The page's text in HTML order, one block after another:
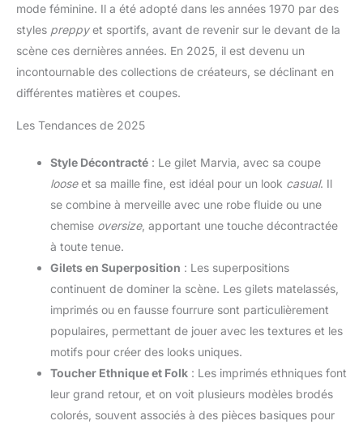
mode féminine. Il a été adopté dans les années 1970 par des
styles preppyet sportifs, avant de revenir sur le devant de la
scène ces dernières années. En 2025, il est devenu un
incontournable des collections de créateurs, se déclinant en
différentes matières et coupes.
Les Tendances de 2025
Style Décontracté : Le gilet Marvia, avec sa coupe
looseet sa maille fine, est idéal pour un look casual. Il
se combine à merveille avec une robe fluide ou une
chemise oversize, apportant une touche décontractée
à toute tenue.
Gilets en Superposition : Les superpositions
continuent de dominer la scène. Les gilets matelassés,
imprimés ou en fausse fourrure sont particulièrement
populaires, permettant de jouer avec les textures et les
motifs pour créer des looks uniques.
Toucher Ethnique et Folk : Les imprimés ethniques font
leur grand retour, et on voit plusieurs modèles brodés
colorés, souvent associés à des pièces basiques pour